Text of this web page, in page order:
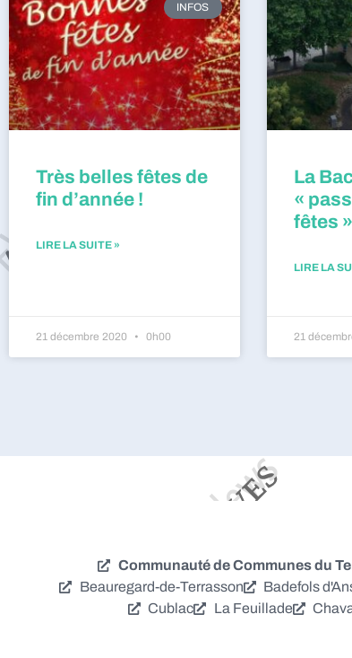
INFOS
Très belles fêtes de
fin d’année !
LIRE LA SUITE »
21 décembre 2020 0h00
La
«
fêtes »
LIRE LA
21
Communauté de Communes du
Beauregard-de-Terrasson
Badefols
Cublac
La Feuillade